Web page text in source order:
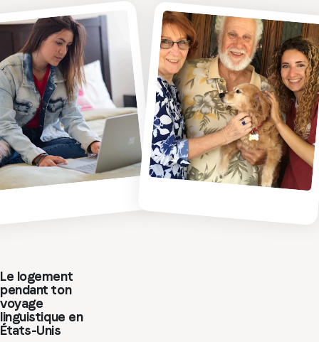
Le logement
pendant ton
voyage
linguistique en
États-Unis